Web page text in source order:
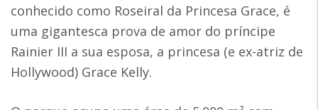
conhecido como Roseiral da Princesa Grace, é
uma gigantesca prova de amor do príncipe
Rainier III a sua esposa, a princesa (e ex-atriz de
Hollywood) Grace Kelly.